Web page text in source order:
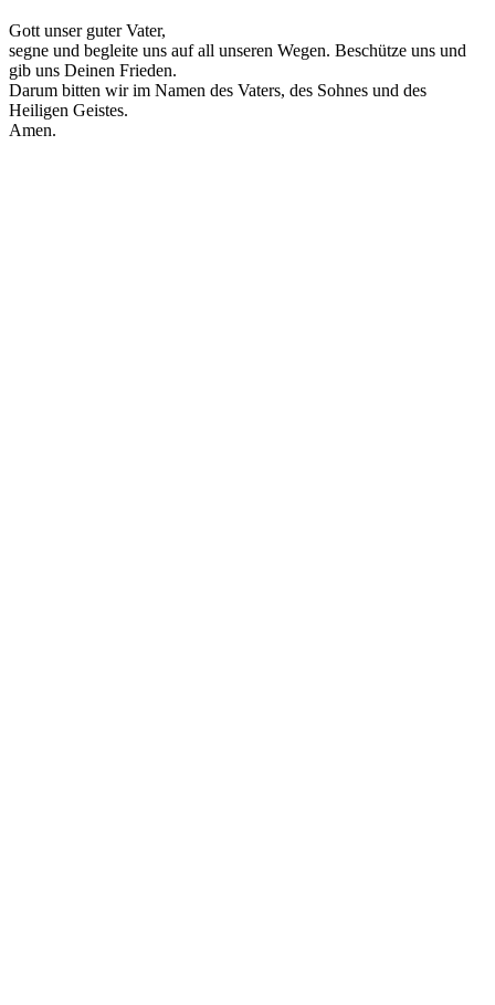
Gott unser guter Vater,
segne und begleite uns auf all unseren Wegen. Beschütze uns und
gib uns Deinen Frieden.
Darum bitten wir im Namen des Vaters, des Sohnes und des
Heiligen Geistes.
Amen.